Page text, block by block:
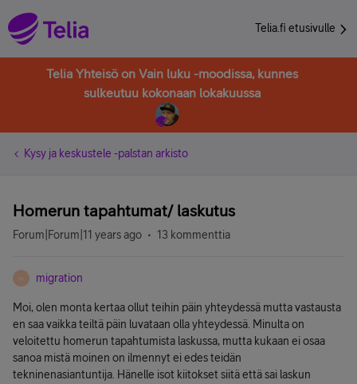
Telia.fi etusivulle
Telia Yhteisö on Vain luku -moodissa, kunnes
sulkeutuu kokonaan lokakuussa
Kysy ja keskustele -palstan arkisto
Homerun tapahtumat/ laskutus
Forum|Forum|11 years ago 13 kommenttia
M migration
Moi, olen monta kertaa ollut teihin päin yhteydessä mutta vastausta
en saa vaikka teiltä päin luvataan olla yhteydessä. Minulta on
veloitettu homerun tapahtumista laskussa, mutta kukaan ei osaa
sanoa mistä moinen on ilmennyt ei edes teidän
tekninenasiantuntija. Hänelle isot kiitokset siitä että sai laskun